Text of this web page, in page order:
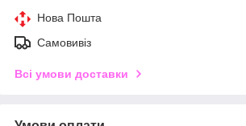
Нова Пошта
Самовивіз
Всі умови доставки